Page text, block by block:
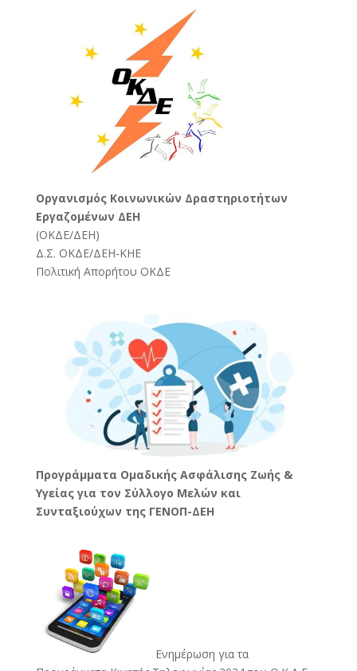
Oργανισμός Κοινωνικών Δραστηριοτήτων
Εργαζομένων ΔΕΗ
(ΟΚΔΕ/ΔΕΗ)
Δ.Σ. ΟΚΔΕ/ΔΕΗ-ΚΗΕ
Πολιτική Απορήτου ΟΚΔΕ
Προγράμματα Ομαδικής Ασφάλισης Ζωής &
Υγείας για τον Σύλλογο Μελών και
Συνταξιούχων της ΓΕΝΟΠ-ΔΕΗ
Ενημέρωση για τα